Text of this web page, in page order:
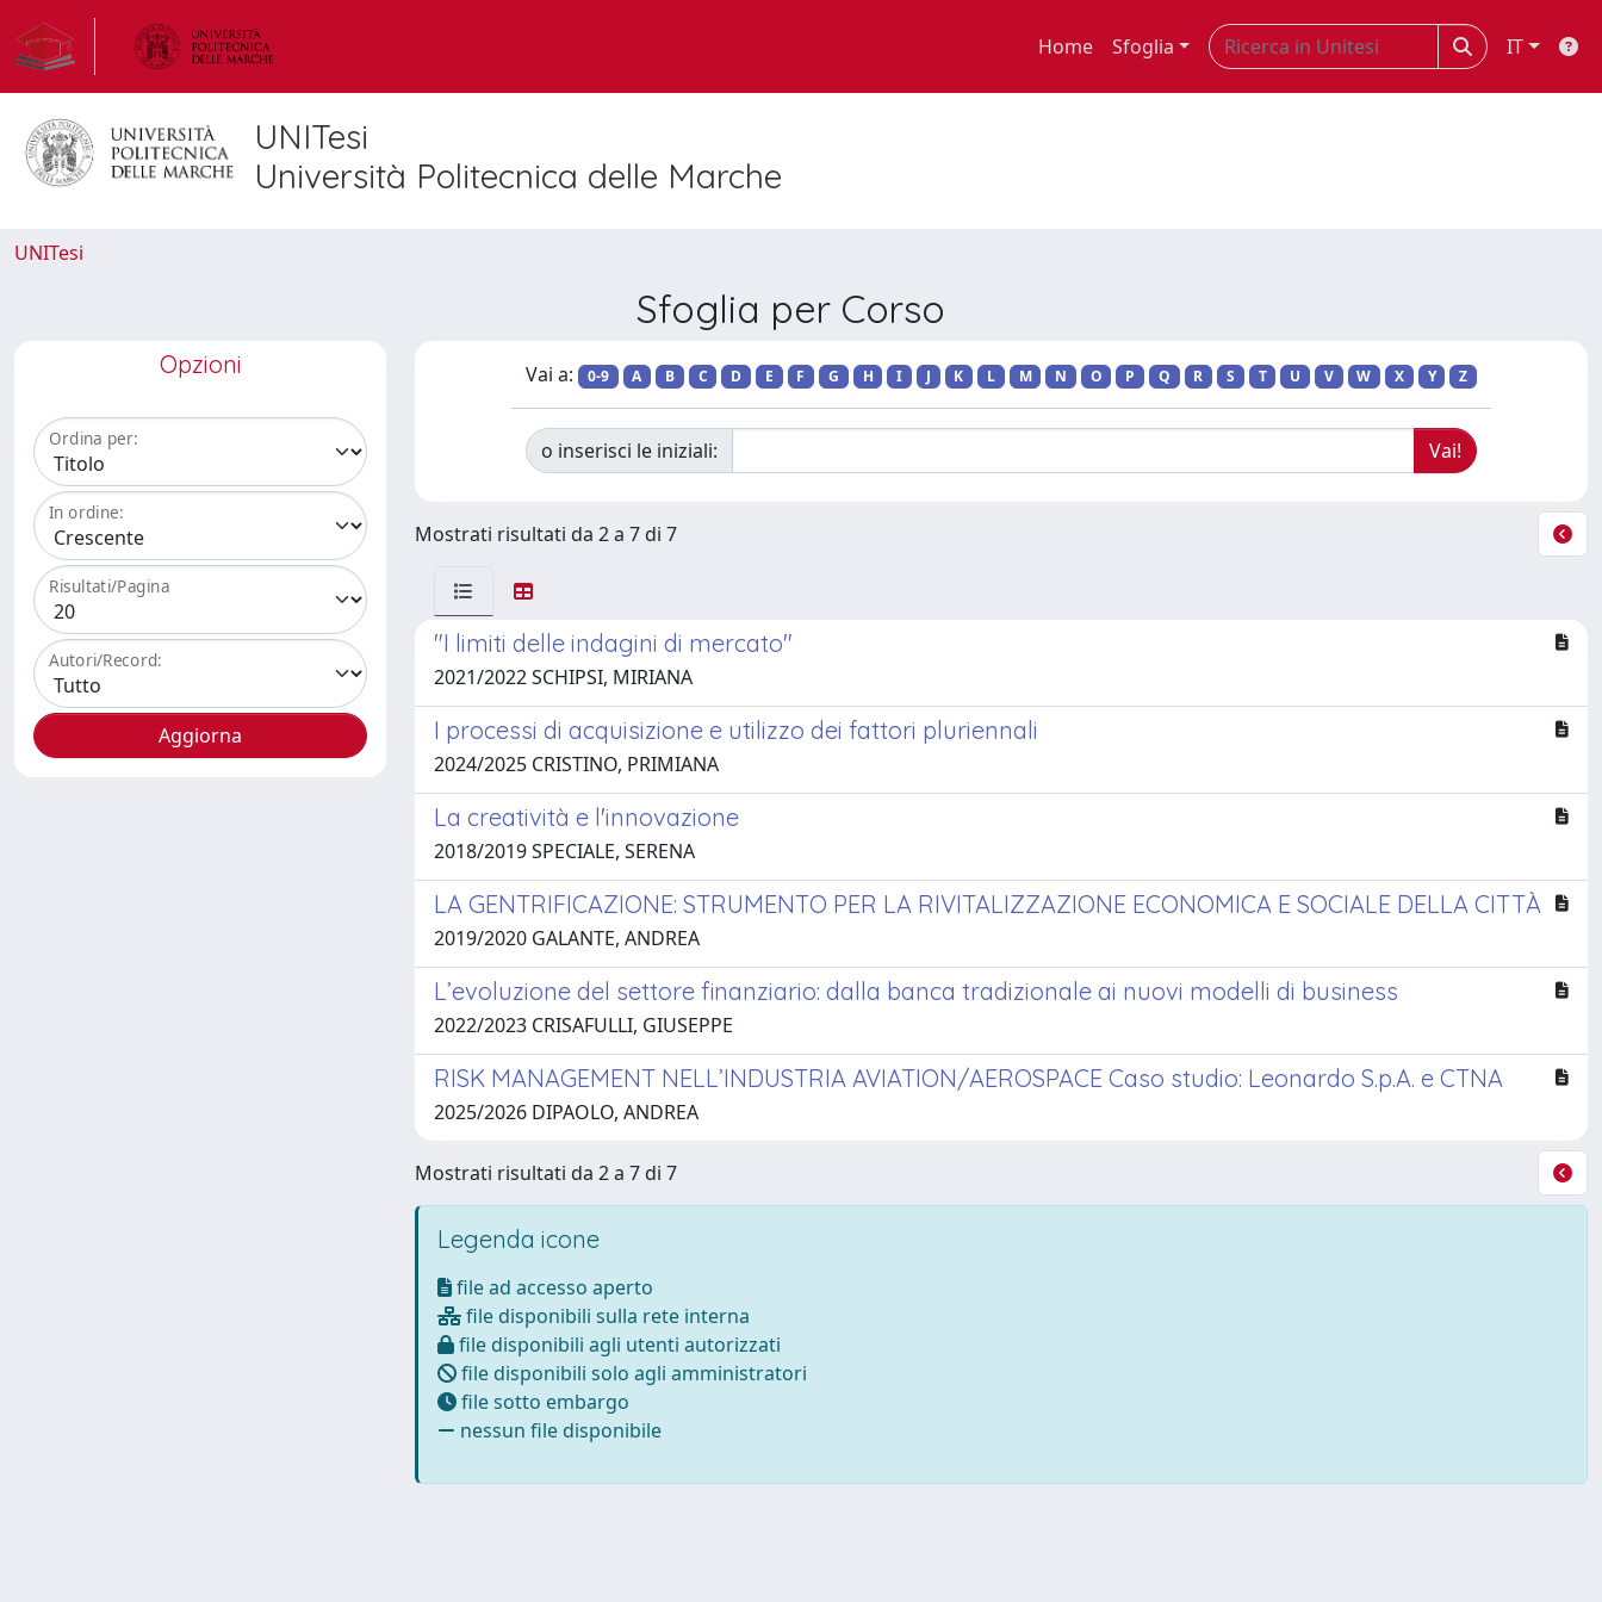
Home Sfoglia IT
UNITesi
Università Politecnica delle Marche
UNITesi
Sfoglia per Corso
Opzioni
Ordina per:
In ordine:
Risultati/Pagina
Autori/Record:
Vai a: 0-9 A B C D E F G H I J K L M N O P Q R S T U V W X Y Z
o inserisci le iniziali:
Mostrati risultati da 2 a 7 di 7
"I limiti delle indagini di mercato"
2021/2022 SCHIPSI, MIRIANA
I processi di acquisizione e utilizzo dei fattori pluriennali
2024/2025 CRISTINO, PRIMIANA
La creatività e l'innovazione
2018/2019 SPECIALE, SERENA
LA GENTRIFICAZIONE: STRUMENTO PER LA RIVITALIZZAZIONE ECONOMICA E SOCIALE DELLA CITTÀ
2019/2020 GALANTE, ANDREA
L’evoluzione del settore finanziario: dalla banca tradizionale ai nuovi modelli di business
2022/2023 CRISAFULLI, GIUSEPPE
RISK MANAGEMENT NELL’INDUSTRIA AVIATION/AEROSPACE Caso studio: Leonardo S.p.A. e CTNA
2025/2026 DIPAOLO, ANDREA
Mostrati risultati da 2 a 7 di 7
Legenda icone
file ad accesso aperto
file disponibili sulla rete interna
file disponibili agli utenti autorizzati
file disponibili solo agli amministratori
file sotto embargo
nessun file disponibile